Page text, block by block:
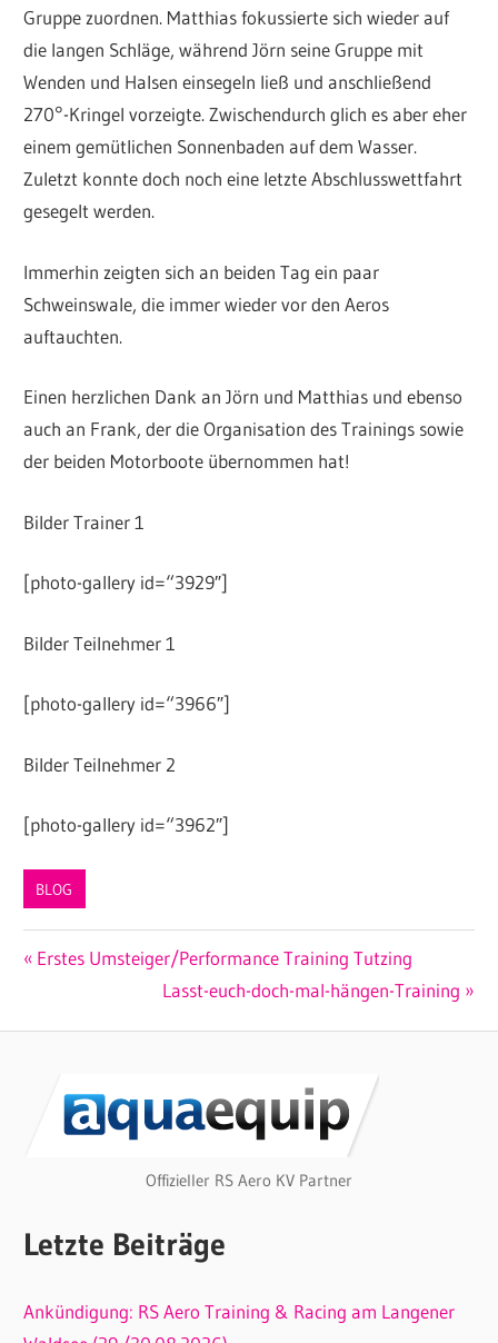
Gruppe zuordnen. Matthias fokussierte sich wieder auf
die langen Schläge, während Jörn seine Gruppe mit
Wenden und Halsen einsegeln ließ und anschließend
270°-Kringel vorzeigte. Zwischendurch glich es aber eher
einem gemütlichen Sonnenbaden auf dem Wasser.
Zuletzt konnte doch noch eine letzte Abschlusswettfahrt
gesegelt werden.
Immerhin zeigten sich an beiden Tag ein paar
Schweinswale, die immer wieder vor den Aeros
auftauchten.
Einen herzlichen Dank an Jörn und Matthias und ebenso
auch an Frank, der die Organisation des Trainings sowie
der beiden Motorboote übernommen hat!
Bilder Trainer 1
[photo-gallery id=“3929″]
Bilder Teilnehmer 1
[photo-gallery id=“3966″]
Bilder Teilnehmer 2
[photo-gallery id=“3962″]
BLOG
Beitragsnavigation
Vorheriger
Erstes Umsteiger/Performance Training Tutzing
Nächster
Lasst-euch-doch-mal-hängen-Training
Offizieller RS Aero KV Partner
Letzte Beiträge
Ankündigung: RS Aero Training & Racing am Langener